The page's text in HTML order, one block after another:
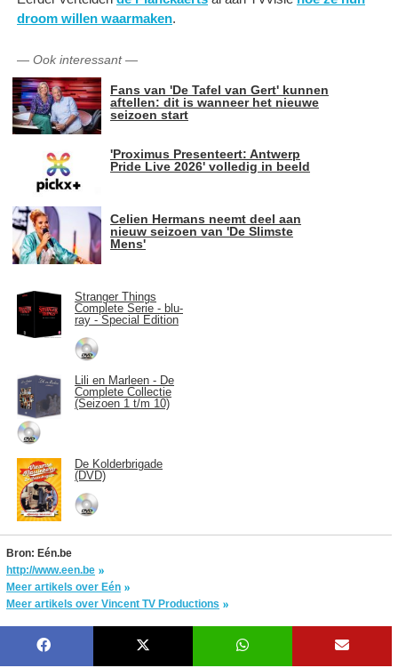
droom willen waarmaken.
— Ook interessant—
Fans van 'De Tafel van Gert' kunnen
aftellen: dit is wanneer het nieuwe
seizoen start
'Proximus Presenteert: Antwerp
Pride Live 2026' volledig in beeld
Celien Hermans neemt deel aan
nieuw seizoen van 'De Slimste
Mens'
Stranger Things
Complete Serie - blu-
ray - Special Edition
Lili en Marleen - De
Complete Collectie
(Seizoen 1 t/m 10)
De Kolderbrigade
(DVD)
Bron: Eén.be
http://www.een.be
Meer artikels over Eén
Meer artikels over Vincent TV Productions